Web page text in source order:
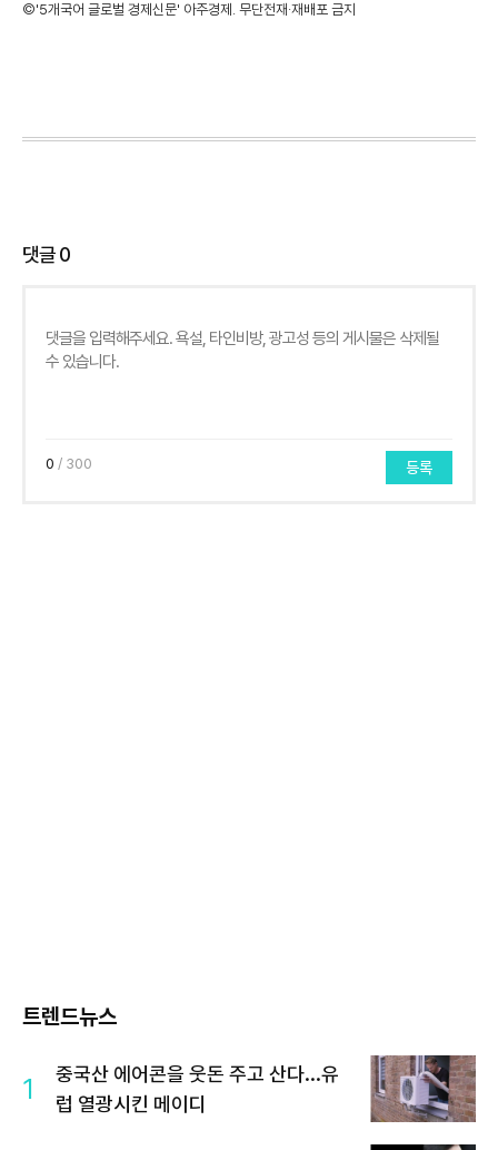
©'5개국어 글로벌 경제신문' 아주경제. 무단전재·재배포 금지
댓글0
0 / 300 등록
트렌드뉴스
1
중국산 에어콘을 웃돈 주고 산다...유
럽 열광시킨 메이디